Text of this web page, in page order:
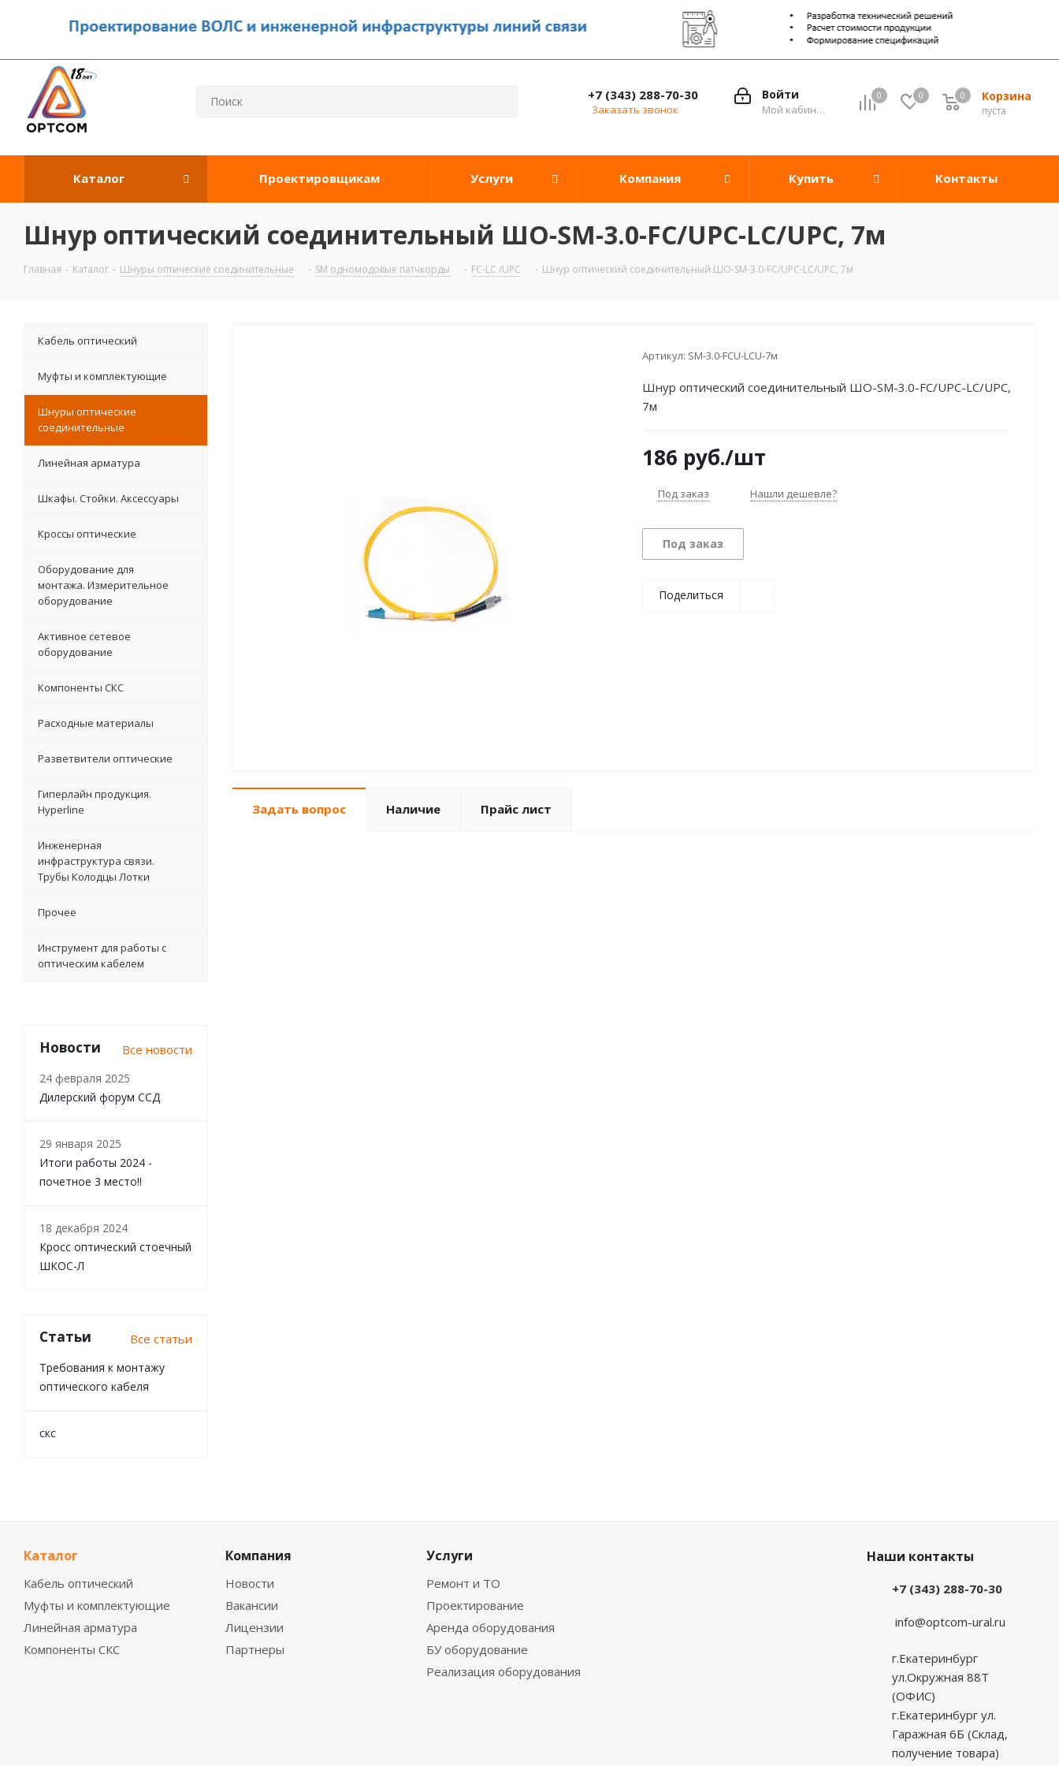
0 0 Корзина
0
пуста
0
Войти
Мой кабинет
+7 (343) 288-70-30
Заказать звонок
Каталог Проектировщикам Услуги Компания Купить Контакты
Шнур оптический соединительный ШО-SM-3.0-FC/UPC-LC/UPC, 7м
Главная - Каталог - Шнуры оптические соединительные - SM одномодовые патчкорды - FC-LC /UPC - Шнур оптический соединительный ШО-SM-3.0-FC/UPC-LC/UPC, 7м
Артикул: SM-3.0-FCU-LCU-7м
Шнур оптический соединительный ШО-SM-3.0-FC/UPC-LC/UPC,
7м
186 руб./шт
Под заказ Нашли дешевле?
Под заказ
Поделиться
Задать вопрос Наличие Прайс лист
Кабель оптический
Муфты и комплектующие
Шнуры оптические
соединительные
Линейная арматура
Шкафы. Стойки. Аксесcуары
Кроссы оптические
Оборудование для
монтажа. Измерительное
оборудование
Активное сетевое
оборудование
Компоненты СКС
Расходные материалы
Разветвители оптические
Гиперлайн продукция.
Hyperline
Инженерная
инфраструктура связи.
Трубы Колодцы Лотки
Прочее
Инструмент для работы с
оптическим кабелем
Новости Все новости
24 февраля 2025
Дилерский форум ССД
29 января 2025
Итоги работы 2024 -
почетное 3 место!!
18 декабря 2024
Кросс оптический стоечный
ШКОС-Л
Статьи Все статьи
Требования к монтажу
оптического кабеля
скс
Каталог
Кабель оптический
Муфты и комплектующие
Линейная арматура
Компоненты СКС
Компания
Новости
Вакансии
Лицензии
Партнеры
Услуги
Ремонт и ТО
Проектирование
Аренда оборудования
БУ оборудование
Реализация оборудования
Наши контакты
+7 (343) 288-70-30
info@optcom-ural.ru
г.Екатеринбург
ул.Окружная 88Т
(ОФИС)
г.Екатеринбург ул.
Гаражная 6Б (Склад,
получение товара)